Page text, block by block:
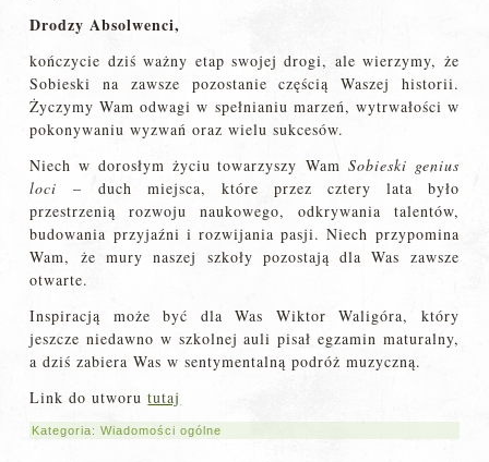
Drodzy Absolwenci,
kończycie dziś ważny etap swojej drogi, ale wierzymy, że
Sobieski na zawsze pozostanie częścią Waszej historii.
Życzymy Wam odwagi w spełnianiu marzeń, wytrwałości w
pokonywaniu wyzwań oraz wielu sukcesów.
Niech w dorosłym życiu towarzyszy Wam Sobieski genius
loci – duch miejsca, które przez cztery lata było
przestrzenią rozwoju naukowego, odkrywania talentów,
budowania przyjaźni i rozwijania pasji. Niech przypomina
Wam, że mury naszej szkoły pozostają dla Was zawsze
otwarte.
Inspiracją może być dla Was Wiktor Waligóra, który
jeszcze niedawno w szkolnej auli pisał egzamin maturalny,
a dziś zabiera Was w sentymentalną podróż muzyczną.
Link do utworututaj
Kategoria:Wiadomości ogólne